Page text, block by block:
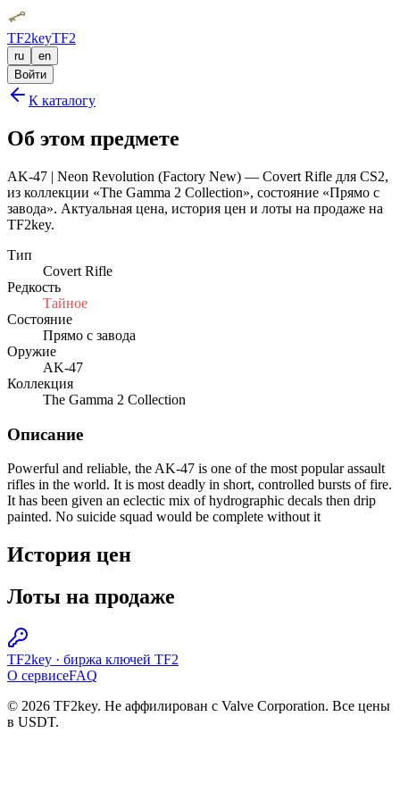
TF2keyTF2
ru
en
Войти
К каталогу
Об этом предмете
AK-47 | Neon Revolution (Factory New) — Covert Rifle для CS2,
из коллекции «The Gamma 2 Collection», состояние «Прямо с
завода». Актуальная цена, история цен и лоты на продаже на
TF2key.
Тип
Covert Rifle
Редкость
Тайное
Состояние
Прямо с завода
Оружие
AK-47
Коллекция
The Gamma 2 Collection
Описание
Powerful and reliable, the AK-47 is one of the most popular assault
rifles in the world. It is most deadly in short, controlled bursts of fire.
It has been given an eclectic mix of hydrographic decals then drip
painted. No suicide squad would be complete without it
История цен
Лоты на продаже
TF2key · биржа ключей TF2
О сервисеFAQ
© 2026 TF2key. Не аффилирован с Valve Corporation. Все цены
в USDT.